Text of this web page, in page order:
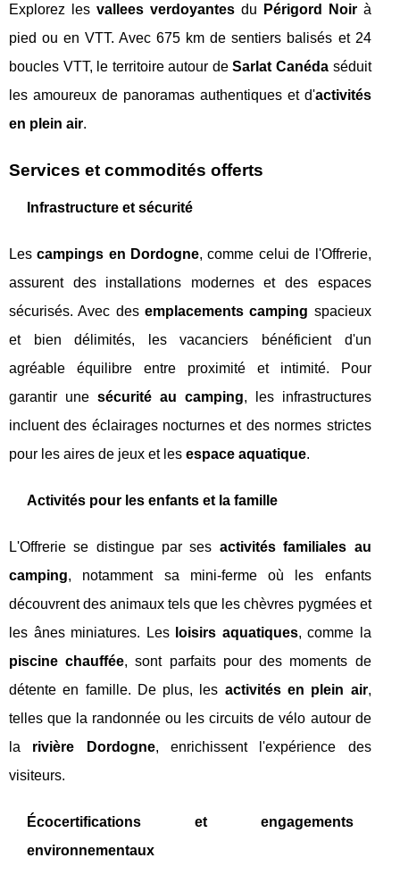
Explorez les vallees verdoyantesdu Périgord Noirà
pied ou en VTT. Avec 675 km de sentiers balisés et 24
boucles VTT, le territoire autour deSarlat Canéda séduit
les amoureux de panoramas authentiques et d'activités
en plein air.
Services et commodités offerts
Infrastructure et sécurité
Lescampings en Dordogne, comme celui de l'Offrerie,
assurent des installations modernes et des espaces
sécurisés. Avec des emplacements camping spacieux
et bien délimités, les vacanciers bénéficient d'un
agréable équilibre entre proximité et intimité. Pour
garantir une sécurité au camping, les infrastructures
incluent des éclairages nocturnes et des normes strictes
pour les aires de jeux et les espace aquatique.
Activités pour les enfants et la famille
L'Offrerie se distingue par ses activités familiales au
camping, notamment sa mini-ferme où les enfants
découvrent des animaux tels que les chèvres pygmées et
les ânes miniatures. Les loisirs aquatiques, comme la
piscine chauffée, sont parfaits pour des moments de
détente en famille. De plus, les activités en plein air,
telles que la randonnée ou les circuits de vélo autour de
la rivière Dordogne, enrichissent l'expérience des
visiteurs.
Écocertifications et engagements
environnementaux